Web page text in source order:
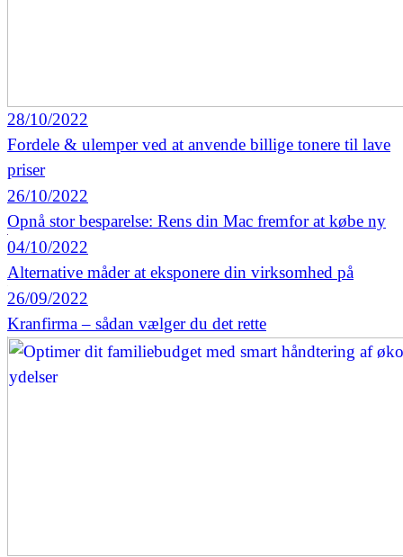
28/10/2022
Fordele & ulemper ved at anvende billige tonere til lave
priser
26/10/2022
Opnå stor besparelse: Rens din Mac fremfor at købe ny
04/10/2022
Alternative måder at eksponere din virksomhed på
26/09/2022
Kranfirma – sådan vælger du det rette